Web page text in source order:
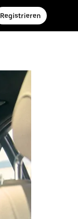
Registrieren